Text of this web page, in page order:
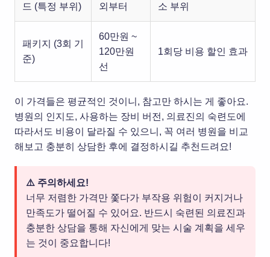
드 (특정 부위)
외부터
소 부위
패키지 (3회 기
준)
60만원 ~
120만원
선
1회당 비용 할인 효과
이 가격들은 평균적인 것이니, 참고만 하시는 게 좋아요.
병원의 인지도, 사용하는 장비 버전, 의료진의 숙련도에
따라서도 비용이 달라질 수 있으니, 꼭 여러 병원을 비교
해보고 충분히 상담한 후에 결정하시길 추천드려요!
⚠️ 주의하세요!
너무 저렴한 가격만 쫓다가 부작용 위험이 커지거나
만족도가 떨어질 수 있어요. 반드시 숙련된 의료진과
충분한 상담을 통해 자신에게 맞는 시술 계획을 세우
는 것이 중요합니다!